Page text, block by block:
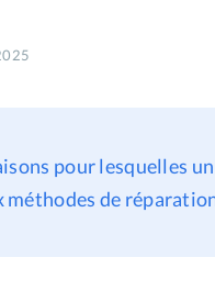
pour lesquelles
de